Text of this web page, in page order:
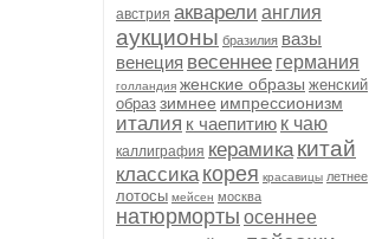
австрия акварели англия
аукционы бразилия вазы
венеция весеннее германия
голландия женские образы женский
образ зимнее импрессионизм
италия к чаепитию к чаю
каллиграфия керамика китай
классика корея красавицы летнее
лотосы мейсен москва
натюрморты осеннее